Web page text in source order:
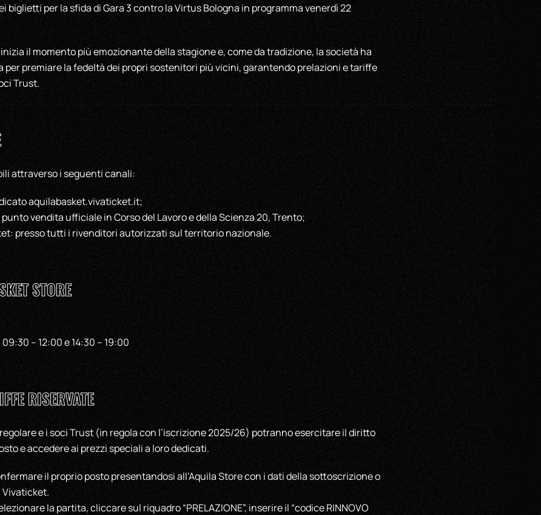
biglietti per la sfida di Gara 3 contro la Virtus Bologna in programma venerdì 22
inizia il momento più emozionante della stagione e, come da tradizione, la società ha
per premiare la fedeltà dei propri sostenitori più vicini, garantendo prelazioni e tariffe
Trust.
attraverso i seguenti canali:
aquilabasket.vivaticket.it;
vendita ufficiale in Corso del Lavoro e della Scienza 20, Trento;
presso tutti i rivenditori autorizzati sul territorio nazionale.
STORE
– 12:00 e 14:30 – 19:00
RISERVATE
e i soci Trust (in regola con l’iscrizione 2025/26) potranno esercitare il diritto
e accedere ai prezzi speciali a loro dedicati.
il proprio posto presentandosi all’Aquila Store con i dati della sottoscrizione o
Vivaticket.
la partita, cliccare sul riquadro “PRELAZIONE”, inserire il “codice RINNOVO